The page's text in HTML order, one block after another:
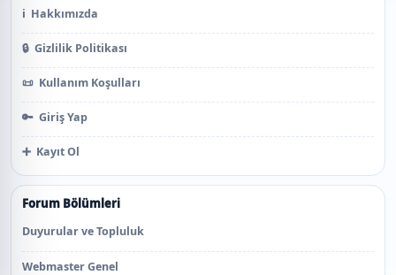
ℹ️ Hakkımızda
🔒 Gizlilik Politikası
📜 Kullanım Koşulları
🔑 Giriş Yap
➕ Kayıt Ol
Forum Bölümleri
Duyurular ve Topluluk
Webmaster Genel